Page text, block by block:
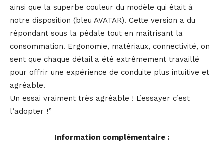
ainsi que la superbe couleur du modèle qui était à
notre disposition (bleu AVATAR). Cette version a du
répondant sous la pédale tout en maîtrisant la
consommation. Ergonomie, matériaux, connectivité, on
sent que chaque détail a été extrêmement travaillé
pour offrir une expérience de conduite plus intuitive et
agréable.
Un essai vraiment très agréable ! L’essayer c’est
l’adopter !”
Information complémentaire :